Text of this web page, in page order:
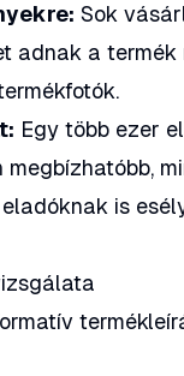
Sok
adnak a termék
Egy több ezer
is